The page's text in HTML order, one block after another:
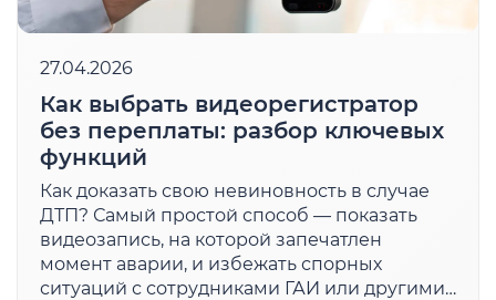
27.04.2026
Как выбрать видеорегистратор
без переплаты: разбор ключевых
функций
Как доказать свою невиновность в случае
ДТП? Самый простой способ — показать
видеозапись, на которой запечатлен
момент аварии, и избежать спорных
ситуаций с сотрудниками ГАИ или другими